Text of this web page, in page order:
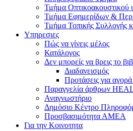
Τμήμα Οπτικοακουστικού
Τμήμα Εφημερίδων &
Τμήμα Τοπικής Συλλογής
Υπηρεσιες
Πώς να γίνεις μέλος
Κατάλογος
Δεν μπορείς να βρεις το
Διαδανεισμός
Προτάσεις για
Παραγγελία άρθρων
Αναγνωστήριο
Δημόσιο Κέντρο
Προσβασιμότητα ΑΜΕΑ
Για την Κοινοτητα